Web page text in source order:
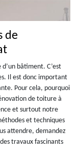
de
bâtiment. C’est
Il est donc important
Pour cela, pourquoi
de toiture à
et surtout notre
et techniques
attendre, demandez
travaux fascinants